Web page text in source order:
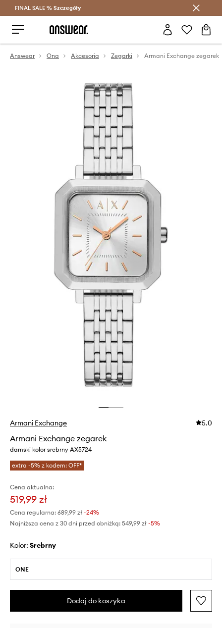
Oszczędzaj z Answear Club >
FINAL SALE % Szczegóły
Answear Ona Akcesoria Zegarki Armani Exchange zegarek
Armani Exchange 5.0
Armani Exchange zegarek
damski kolor srebrny AX5724
extra -5% z kodem: OFF*
Cena aktualna:
519,99 zł
Cena regularna: 689,99 zł -24%
Najniższa cena z 30 dni przed obniżką: 549,99 zł -5%
Kolor: srebrny
ONE
Dodaj do koszyka